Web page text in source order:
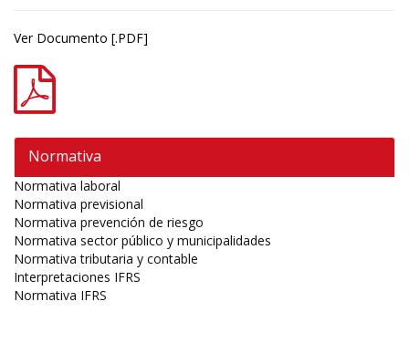
Ver Documento [.PDF]
Normativa
Normativa laboral
Normativa previsional
Normativa prevención de riesgo
Normativa sector público y municipalidades
Normativa tributaria y contable
Interpretaciones IFRS
Normativa IFRS